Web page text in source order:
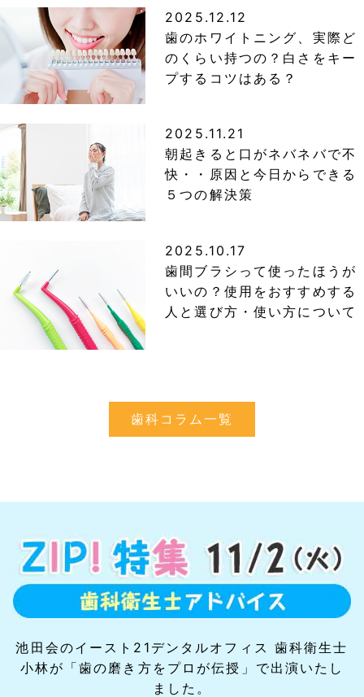
2025.12.12
歯のホワイトニング、実際ど
のくらい持つの？白さをキー
プするコツはある？
2025.11.21
朝起きると口がネバネバで不
快・・原因と今日からできる
５つの解決策
2025.10.17
歯間ブラシって使ったほうが
いいの？使用をおすすめする
人と選び方・使い方について
歯科コラム一覧
池田会のイースト21デンタルオフィス 歯科衛生士
小林が「歯の磨き方をプロが伝授」で出演いたし
ました。